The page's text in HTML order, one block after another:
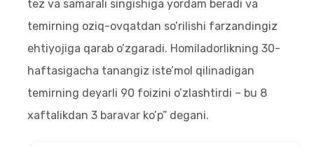
tez va samarali singishiga yordam beradi va
temirning oziq-ovqatdan so’rilishi farzandingiz
ehtiyojiga qarab o’zgaradi. Homiladorlikning 30-
haftasigacha tanangiz iste’mol qilinadigan
temirning deyarli 90 foizini o’zlashtirdi – bu 8
xaftalikdan 3 baravar ko’p” degani.